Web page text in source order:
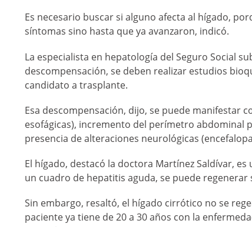
Es necesario buscar si alguno afecta al hígado,
síntomas sino hasta que ya avanzaron, indicó.
La especialista en hepatología del Seguro Social
descompensación, se deben realizar estudios
candidato a trasplante.
Esa descompensación, dijo, se puede manifestar
esofágicas), incremento del perímetro abdominal
presencia de alteraciones neurológicas
El hígado, destacó la doctora Martínez Saldívar,
un cuadro de hepatitis aguda, se puede regenerar
Sin embargo, resaltó, el hígado cirrótico no se
paciente ya tiene de 20 a 30 años con la